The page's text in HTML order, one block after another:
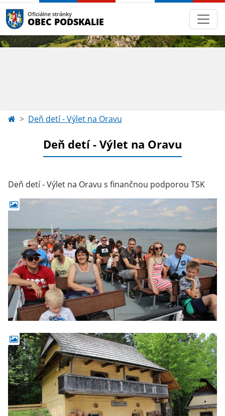
Oficiálne stránky
OBEC PODSKALIE
Deň detí - Výlet na Oravu
Deň detí - Výlet na Oravu
Deň detí - Výlet na Oravu s finančnou podporou TSK